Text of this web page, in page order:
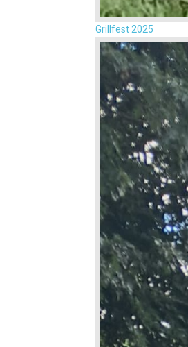
Grillfest 2025